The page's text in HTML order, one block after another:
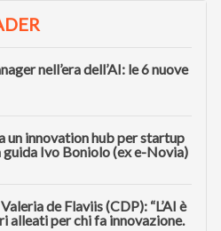
nell’era dell’AI: le 6 nuove
un innovation hub per startup
guida Ivo Boniolo (ex e-Novia)
de Flaviis (CDP): “L’AI è
alleati per chi fa innovazione.